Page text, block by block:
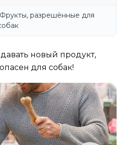
Фрукты, разрешённые для
новый продукт,
для собак!